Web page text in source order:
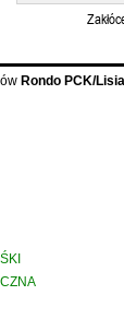
Rondo PCK/Lisia